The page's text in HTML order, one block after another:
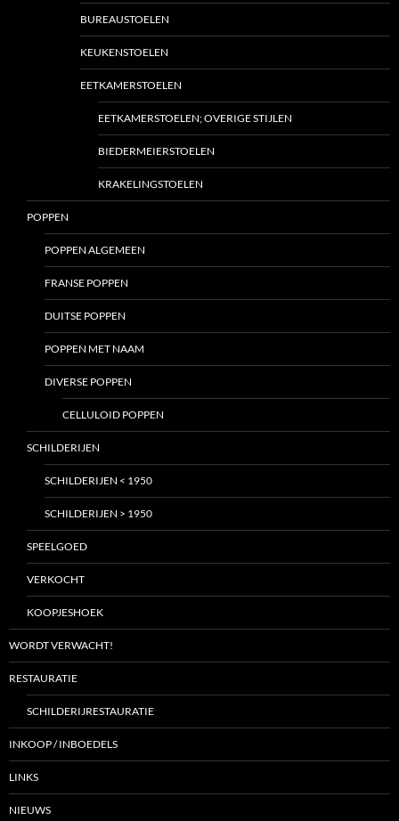
BUREAUSTOELEN
KEUKENSTOELEN
EETKAMERSTOELEN
EETKAMERSTOELEN; OVERIGE STIJLEN
BIEDERMEIERSTOELEN
KRAKELINGSTOELEN
POPPEN
POPPEN ALGEMEEN
FRANSE POPPEN
DUITSE POPPEN
POPPEN MET NAAM
DIVERSE POPPEN
CELLULOID POPPEN
SCHILDERIJEN
SCHILDERIJEN < 1950
SCHILDERIJEN > 1950
SPEELGOED
VERKOCHT
KOOPJESHOEK
WORDT VERWACHT!
RESTAURATIE
SCHILDERIJRESTAURATIE
INKOOP / INBOEDELS
LINKS
NIEUWS